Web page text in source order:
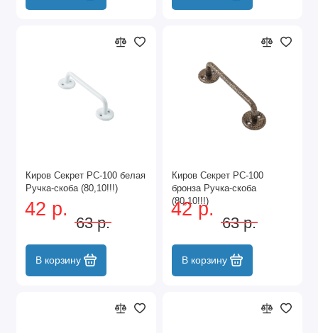
Киров Секрет РС-100 белая
Ручка-скоба (80,10!!!)
42 р.
63 р.
В корзину
Киров Секрет РС-100
бронза Ручка-скоба
(80,10!!!)
42 р.
63 р.
В корзину